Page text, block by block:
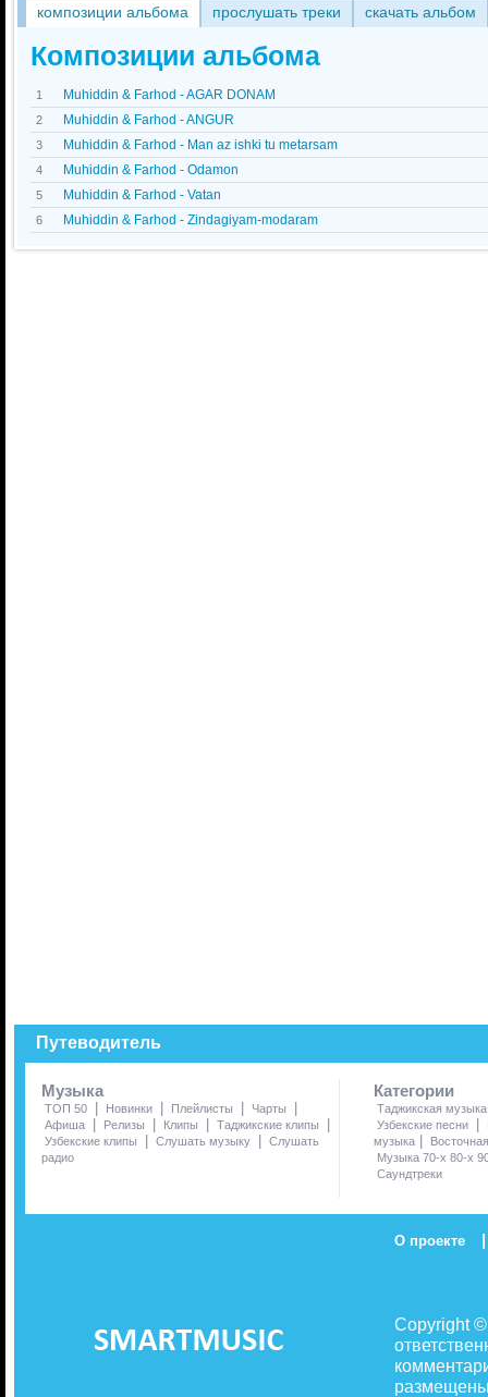
композиции альбома прослушать треки скачать альбом
Композиции альбома
1 Muhiddin & Farhod - AGAR DONAM
2 Muhiddin & Farhod - ANGUR
3 Muhiddin & Farhod - Man az ishki tu metarsam
4 Muhiddin & Farhod - Odamon
5 Muhiddin & Farhod - Vatan
6 Muhiddin & Farhod - Zindagiyam-modaram
Путеводитель
Музыка
ТОП 50 | Новинки | Плейлисты | Чарты |
Афиша | Релизы | Клипы | Таджикские клипы |
Узбекские клипы | Слушать музыку | Слушать
радио
Категории
Таджикская музыка
Узбекские песни
|
музыка |
Музыка 70-х 80-х
Саундтреки
О проекте |
Copyright
размещены